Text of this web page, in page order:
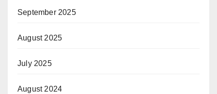
September 2025
August 2025
July 2025
August 2024